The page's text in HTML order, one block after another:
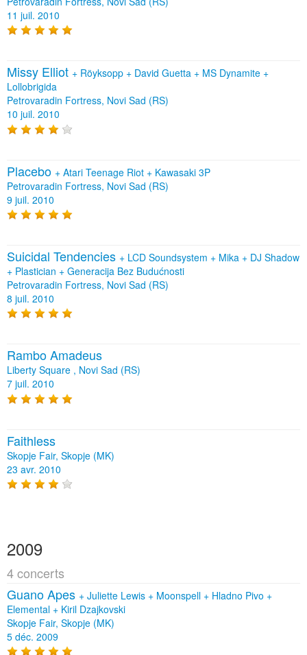
11 juil. 2010
Missy Elliot + Röyksopp + David Guetta + MS Dynamite +
Lollobrigida
Petrovaradin Fortress, Novi Sad (RS)
10 juil. 2010
Placebo + Atari Teenage Riot + Kawasaki 3P
Petrovaradin Fortress, Novi Sad (RS)
9 juil. 2010
Suicidal Tendencies + LCD Soundsystem + Mika + DJ Shadow
+ Plastician + Generacija Bez Budućnosti
Petrovaradin Fortress, Novi Sad (RS)
8 juil. 2010
Rambo Amadeus
Liberty Square , Novi Sad (RS)
7 juil. 2010
Faithless
Skopje Fair, Skopje (MK)
23 avr. 2010
2009
4 concerts
Guano Apes + Juliette Lewis + Moonspell + Hladno Pivo +
Elemental + Kiril Dzajkovski
Skopje Fair, Skopje (MK)
5 déc. 2009